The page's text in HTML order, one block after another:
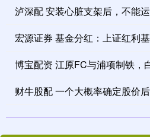
泸深配 安装心脏支架后，不能
宏源证券 基金分红：上证红利
博宝配资 江原FC与浦项制铁，
财牛股配 一个大概率确定股价